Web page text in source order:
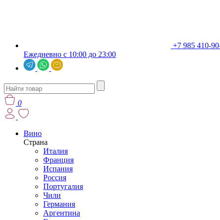
+7 985 410-
Ежедневно с 10:00 до 23:00
0
Вино
Страна
Италия
Франция
Испания
Россия
Португалия
Чили
Германия
Аргентина